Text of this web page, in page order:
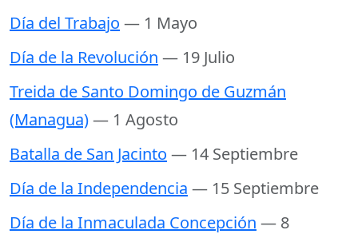
Día del Trabajo — 1 Mayo
Día de la Revolución — 19 Julio
Treida de Santo Domingo de Guzmán
(Managua)— 1 Agosto
Batalla de San Jacinto — 14 Septiembre
Día de la Independencia — 15 Septiembre
Día de la Inmaculada Concepción — 8